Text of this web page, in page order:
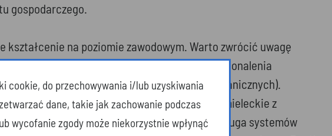
gospodarczego.
na poziomie zawodowym. Warto zwrócić uwagę
z Centrum Kształcenia Praktycznego i Doskonalenia
poszedł rzeszowski Zespół Szkół Mechanicznych).
programowych, przy których doświadczenia mieleckie z
kwalifikacje („Montaż, uruchamianie i obsługa systemów
cookie, do przechowywania i/lub uzyskiwania
dane, takie jak zachowanie podczas
wycofanie zgody może niekorzystnie wpłynąć